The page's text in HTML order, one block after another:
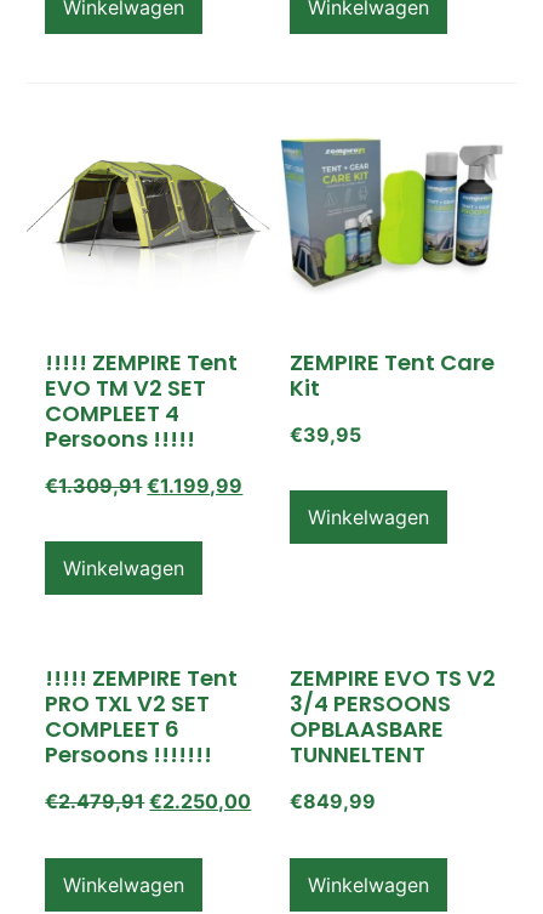
Winkelwagen Winkelwagen
!!!!! ZEMPIRE Tent
EVO TM V2 SET
COMPLEET 4
Persoons !!!!!
€1.309,91 €1.199,99
Winkelwagen
ZEMPIRE Tent Care
Kit
€39,95
Winkelwagen
!!!!! ZEMPIRE Tent
PRO TXL V2 SET
COMPLEET 6
Persoons !!!!!!!
€2.479,91 €2.250,00
Winkelwagen
ZEMPIRE EVO TS V2
3/4 PERSOONS
OPBLAASBARE
TUNNELTENT
€849,99
Winkelwagen